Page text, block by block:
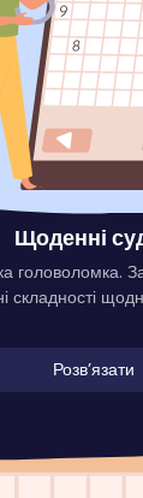
Щоденні
головоломка.
складності
Розвʼязати